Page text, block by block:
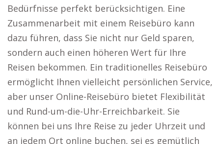
Bedürfnisse perfekt berücksichtigen. Eine
Zusammenarbeit mit einem Reisebüro kann
dazu führen, dass Sie nicht nur Geld sparen,
sondern auch einen höheren Wert für Ihre
Reisen bekommen. Ein traditionelles Reisebüro
ermöglicht Ihnen vielleicht persönlichen Service,
aber unser Online-Reisebüro bietet Flexibilität
und Rund-um-die-Uhr-Erreichbarkeit. Sie
können bei uns Ihre Reise zu jeder Uhrzeit und
an jedem Ort online buchen, sei es gemütlich